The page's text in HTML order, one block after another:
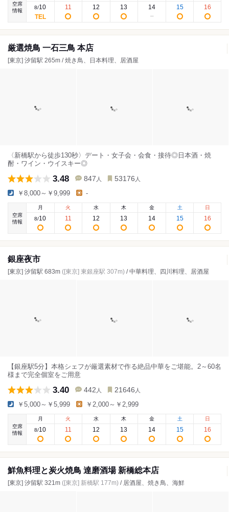
空席
情報
8/10 11 12 13 14 15 16
厳選焼鳥 一石三鳥 本店
[東京] 汐留駅 265m / 焼き鳥、日本料理、居酒屋
〈新橋駅から徒歩130秒〉デート・女子会・会食・接待◎日本酒・焼
酎・ワイン・ウイスキー◎
3.48 847 人 53176 人
￥8,000～￥9,999 -
空席
情報
月
8/10
火
11
水
12
木
13
金
14
土
15
日
16
銀座夜市
[東京] 汐留駅 683m ([東京] 東銀座駅 307m) / 中華料理、四川料理、居酒屋
【銀座駅5分】本格シェフが厳選素材で作る絶品中華をご堪能。2～60名
様まで完全個室をご用意
3.40 442 人 21646 人
￥5,000～￥5,999 ￥2,000～￥2,999
空席
情報
月
8/10
火
11
水
12
木
13
金
14
土
15
日
16
鮮魚料理と炭火焼鳥 達磨酒場 新橋総本店
[東京] 汐留駅 321m ([東京] 新橋駅 177m) / 居酒屋、焼き鳥、海鮮